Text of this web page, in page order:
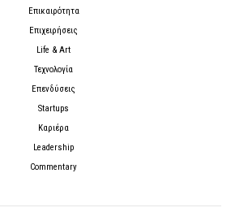
Επικαιρότητα
Επιχειρήσεις
Life & Art
Τεχνολογία
Επενδύσεις
Startups
Καριέρα
Leadership
Commentary